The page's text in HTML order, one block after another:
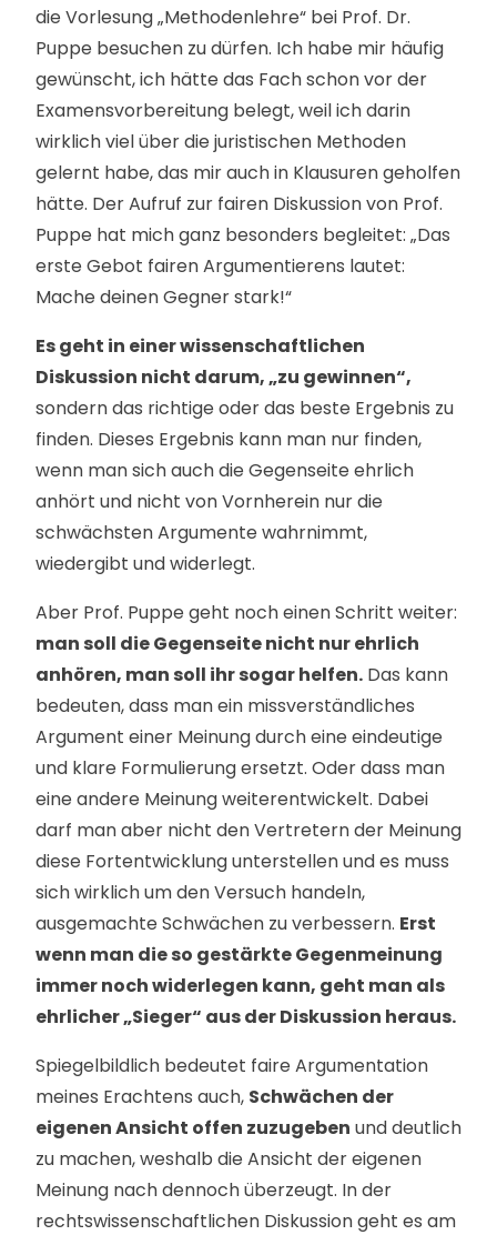
die Vorlesung „Methodenlehre“ bei Prof. Dr.
Puppe besuchen zu dürfen. Ich habe mir häufig
gewünscht, ich hätte das Fach schon vor der
Examensvorbereitung belegt, weil ich darin
wirklich viel über die juristischen Methoden
gelernt habe, das mir auch in Klausuren geholfen
hätte. Der Aufruf zur fairen Diskussion von Prof.
Puppe hat mich ganz besonders begleitet: „Das
erste Gebot fairen Argumentierens lautet:
Mache deinen Gegner stark!“
Es geht in einer wissenschaftlichen
Diskussion nicht darum, „zu gewinnen“,
sondern das richtige oder das beste Ergebnis zu
finden. Dieses Ergebnis kann man nur finden,
wenn man sich auch die Gegenseite ehrlich
anhört und nicht von Vornherein nur die
schwächsten Argumente wahrnimmt,
wiedergibt und widerlegt.
Aber Prof. Puppe geht noch einen Schritt weiter:
man soll die Gegenseite nicht nur ehrlich
anhören, man soll ihr sogar helfen. Das kann
bedeuten, dass man ein missverständliches
Argument einer Meinung durch eine eindeutige
und klare Formulierung ersetzt. Oder dass man
eine andere Meinung weiterentwickelt. Dabei
darf man aber nicht den Vertretern der Meinung
diese Fortentwicklung unterstellen und es muss
sich wirklich um den Versuch handeln,
ausgemachte Schwächen zu verbessern. Erst
wenn man die so gestärkte Gegenmeinung
immer noch widerlegen kann, geht man als
ehrlicher „Sieger“ aus der Diskussion heraus.
Spiegelbildlich bedeutet faire Argumentation
meines Erachtens auch, Schwächen der
eigenen Ansicht offen zuzugeben und deutlich
zu machen, weshalb die Ansicht der eigenen
Meinung nach dennoch überzeugt. In der
rechtswissenschaftlichen Diskussion geht es am